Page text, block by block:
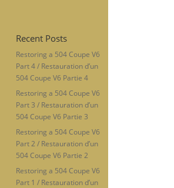
Recent Posts
Restoring a 504 Coupe V6
Part 4 / Restauration d’un
504 Coupe V6 Partie 4
Restoring a 504 Coupe V6
Part 3 / Restauration d’un
504 Coupe V6 Partie 3
Restoring a 504 Coupe V6
Part 2 / Restauration d’un
504 Coupe V6 Partie 2
Restoring a 504 Coupe V6
Part 1 / Restauration d’un